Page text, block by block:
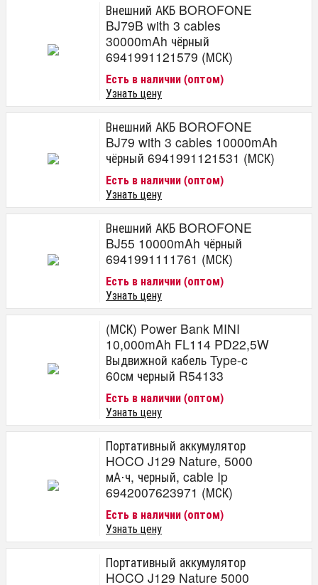
Внешний АКБ BOROFONE
BJ79B with 3 cables
30000mAh чёрный
6941991121579 (МСК)
Есть в наличии (оптом)
Узнать цену
Внешний АКБ BOROFONE
BJ79 with 3 cables 10000mAh
чёрный 6941991121531 (МСК)
Есть в наличии (оптом)
Узнать цену
Внешний АКБ BOROFONE
BJ55 10000mAh чёрный
6941991111761 (МСК)
Есть в наличии (оптом)
Узнать цену
(МСК) Power Bank MINI
10,000mAh FL114 PD22,5W
Выдвижной кабель Type-c
60см черный R54133
Есть в наличии (оптом)
Узнать цену
Портативный аккумулятор
HOCO J129 Nature, 5000
мА⋅ч, черный, cable Ip
6942007623971 (МСК)
Есть в наличии (оптом)
Узнать цену
Портативный аккумулятор
HOCO J129 Nature 5000